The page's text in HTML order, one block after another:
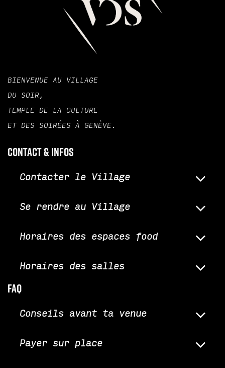
BIENVENUE AU VILLAGE
DU SOIR,
TEMPLE DE LA CULTURE
ET DES SOIRÉES À GENÈVE.
Contact & infos
Contacter le Village
Se rendre au Village
Horaires des espaces food
Horaires des salles
faq
Conseils avant ta venue
Payer sur place